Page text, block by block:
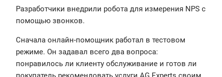
Разработчики внедрили робота для измерения NPS с
помощью звонков.
Сначала онлайн-помощник работал в тестовом
режиме. Он задавал всего два вопроса:
понравилось ли клиенту обслуживание и готов ли